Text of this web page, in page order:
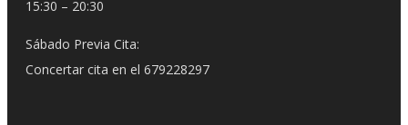
15:30 – 20:30
Sábado Previa Cita:
Concertar cita en el 679228297